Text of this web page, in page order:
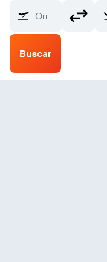
Origen
Buscar